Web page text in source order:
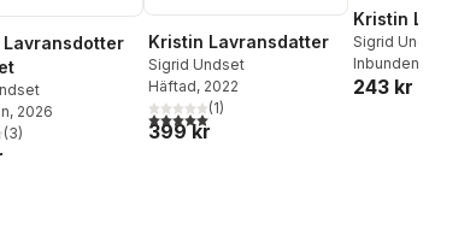
Lavransdotter
, 2026
stjärnor. Totalt antal röster:
(3)
Kristin Lavransdatter
Sigrid Undset
Häftad, 2022
5,0utav 5 stjärnor. Totalt antal röster:
(1)
399 kr
Kristin
Sigrid Undset
Inbunden
243 kr